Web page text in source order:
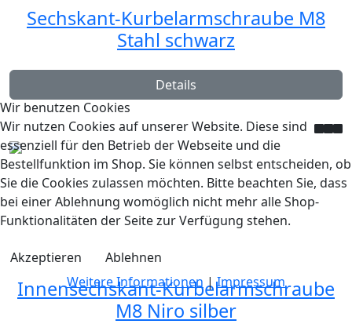
Sechskant-Kurbelarmschraube M8
Stahl schwarz
Details
Innensechskant-Kurbelarmschraube
M8 Niro silber
Wir benutzen Cookies
Wir nutzen Cookies auf unserer Website. Diese sind
essenziell für den Betrieb der Webseite und die
Bestellfunktion im Shop. Sie können selbst entscheiden, ob
Sie die Cookies zulassen möchten. Bitte beachten Sie, dass
bei einer Ablehnung womöglich nicht mehr alle Shop-
Funktionalitäten der Seite zur Verfügung stehen.
Akzeptieren
Ablehnen
Weitere Informationen |Impressum